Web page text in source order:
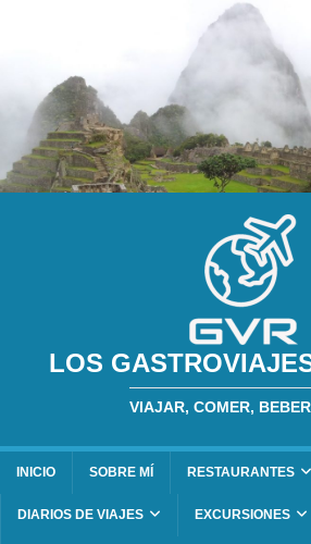
LOS
VIAJAR, COMER,
INICIO SOBRE MÍ RESTAURANTES
DIARIOS DE VIAJES EXCURSIONES